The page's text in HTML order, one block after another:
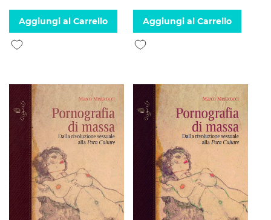
Aggiungi al Carrello
Aggiungi alla lista desideri
Aggiungi al Carrello
Aggiungi alla lista desideri